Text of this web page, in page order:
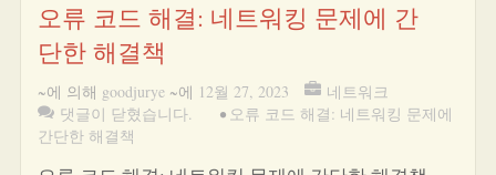
오류 코드 해결: 네트워킹 문제에 간
단한 해결책
~에 의해 goodjurye ~에 12월 27, 2023
네트워크
댓글이 닫혔습니다.
• 오류 코드 해결: 네트워킹 문제에
간단한 해결책